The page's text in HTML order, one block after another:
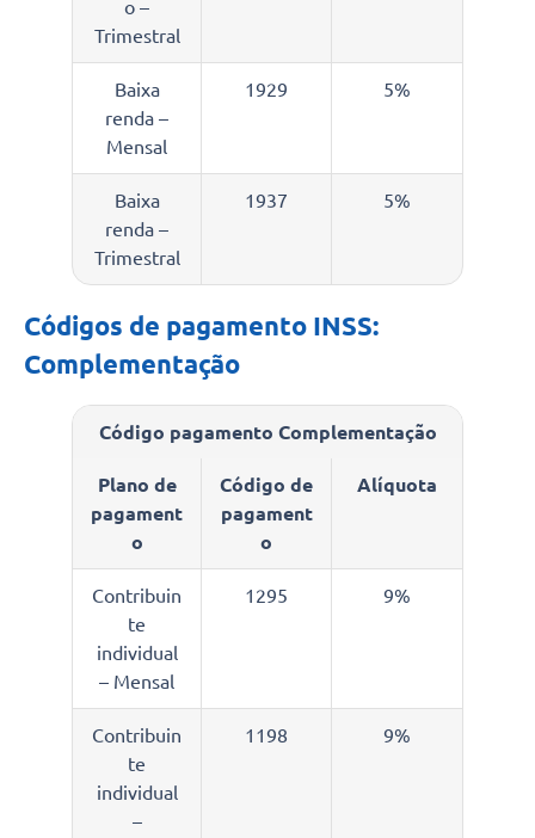
o –
Trimestral
Baixa
renda –
Mensal
1929 5%
Baixa
renda –
Trimestral
1937 5%
Códigos de pagamento INSS:
Complementação
Código pagamento Complementação
Plano de
pagament
o
Código de
pagament
o
Alíquota
Contribuin
te
individual
– Mensal
1295 9%
Contribuin
te
individual
–
1198 9%